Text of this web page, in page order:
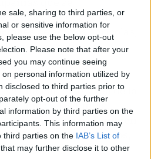
sale, sharing to third parties, or
or sensitive information for
please use the below opt-out
Please note that after your
you may continue seeing
personal information utilized by
disclosed to third parties prior to
opt-out of the further
information by third parties on the
This information may
third parties on the IAB’s List of
that may further disclose it to other
de la agricultura,
de activos agrícolas,
y topografía con
se enfocan en el área de la
de las minas,
de investigación.También
mineros,
más.